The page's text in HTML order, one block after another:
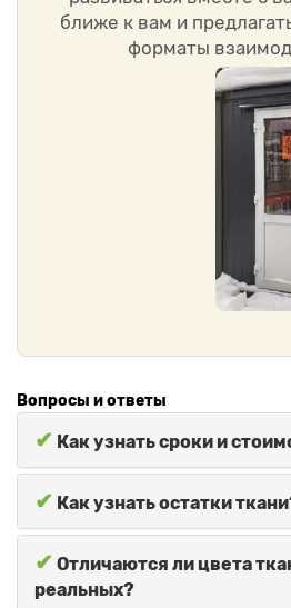
ближе к вам и
форматы
Вопросы и ответы
✔ Как узнать сроки и
✔ Как узнать остатки
✔ Отличаются ли цвета
реальных?